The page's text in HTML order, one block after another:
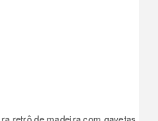
retrô de madeira com gavetas